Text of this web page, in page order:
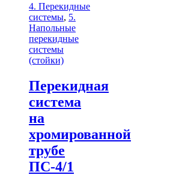
4. Перекидные
системы, 5.
Напольные
перекидные
системы
(стойки)
Перекидная
система
на
хромированной
трубе
ПС-4/1